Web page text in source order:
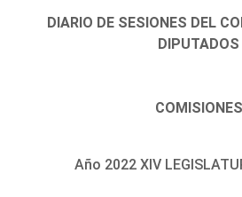
DIARIO DE SESIONES DEL
DIPUTADOS
COMISIONES
Año 2022 XIV